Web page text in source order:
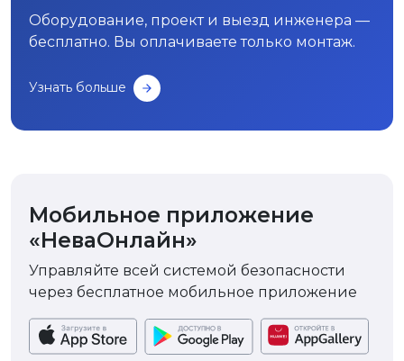
Оборудование, проект и выезд инженера —
бесплатно. Вы оплачиваете только монтаж.
Узнать больше
Мобильное приложение
«НеваОнлайн»
Управляйте всей системой безопасности
через бесплатное мобильное приложение